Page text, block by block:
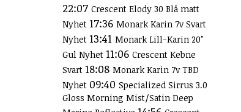
22:07 Crescent Elody 30 Blå matt
Nyhet 17:36 Monark Karin 7v Svart
Nyhet 13:41 Monark Lill-Karin 20"
Gul Nyhet 11:06 Crescent Kebne
Svart 18:08 Monark Karin 7v TBD
Nyhet 09:40 Specialized Sirrus 3.0
Gloss Morning Mist/Satin Deep